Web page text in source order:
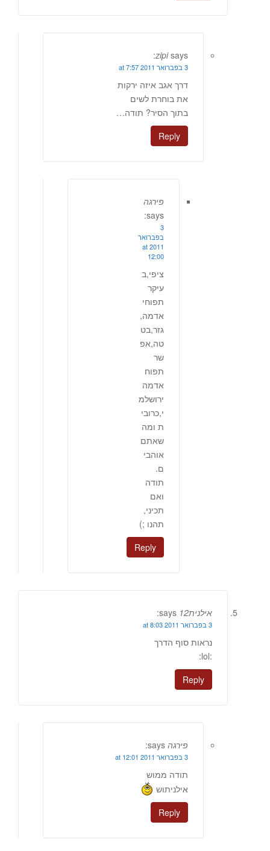
zipi says:
3 בפברואר 2011 at 7:57
דרך אגב איזה ירקות
את בוחרת לשים
בתוך הסיר? תודה…
Reply
פירגה
says:
3
בפברואר
2011 at
12:00
ציפי,ב
עיקר
תפוחי
אדמה,
גזר,בט
טה,אפ
שר
תפוח
אדמה
ירושלמ
י,כרובי
ת ומה
שאתם
אוהבי
ם.
תודה
ואם
תכיני,
תהנו ;)
Reply
אילנית12 says:
3 בפברואר 2011 at 8:03
נראות סוף הדרך
:lol:
Reply
פירגה says:
3 בפברואר 2011 at 12:01
תודה ממוש
אילניתוש
Reply